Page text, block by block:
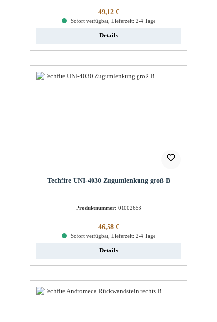
Regulärer Preis:
49,12 €
Sofort verfügbar, Lieferzeit: 2-4 Tage
Details
Techfire UNI-4030 Zugumlenkung groß B
Produktnummer: 01002653
Regulärer Preis:
46,58 €
Sofort verfügbar, Lieferzeit: 2-4 Tage
Details